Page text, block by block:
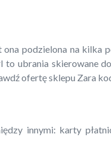
podzielona na kilka
ubrania skierowane
ofertę sklepu Zara
innymi: karty